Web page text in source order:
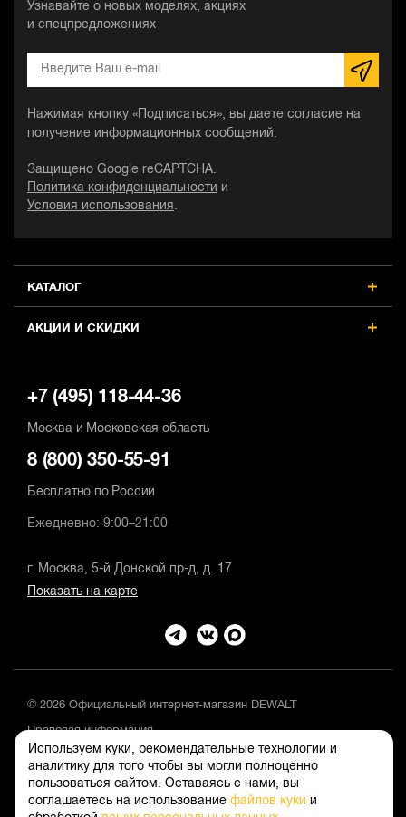
Используем куки, рекомендательные технологии и
аналитику для того чтобы вы могли полноценно
пользоваться сайтом. Оставаясь с нами, вы
соглашаетесь на использование файлов куки и
КАТАЛОГ
АКЦИИ И СКИДКИ
Узнавайте о новых моделях, акциях
и спецпредложениях
Нажимая кнопку «Подписаться», вы даете согласие на
получение информационных сообщений.
Защищено Google reCAPTCHA.
Политика конфиденциальности
и
Условия использования .
+7 (495) 118-44-36
Москва и Московская область
8 (800) 350-55-91
Бесплатно по России
Ежедневно: 9:00–21:00
г. Москва, 5-й Донской пр-д, д. 17
Показать на карте
© 2026 Официальный интернет-магазин DEWALT
Правовая информация
Положение об обработке и защите персональных данных